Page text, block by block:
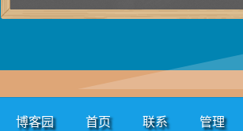
博客园 首页 联系 管理